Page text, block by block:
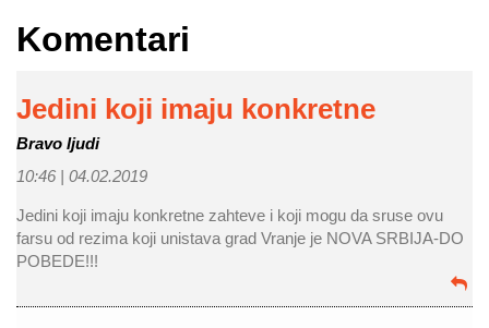
Komentari
Jedini koji imaju konkretne
Bravo ljudi
10:46 | 04.02.2019
Jedini koji imaju konkretne zahteve i koji mogu da sruse ovu
farsu od rezima koji unistava grad Vranje je NOVA SRBIJA-DO
POBEDE!!!